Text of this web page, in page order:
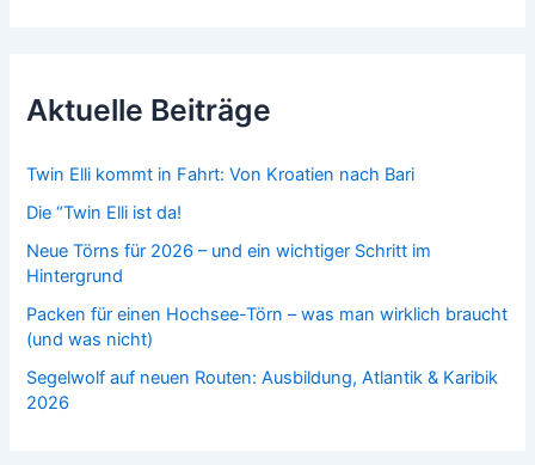
n
a
h
Aktuelle Beiträge
Twin Elli kommt in Fahrt: Von Kroatien nach Bari
Die “Twin Elli ist da!
Neue Törns für 2026 – und ein wichtiger Schritt im
Hintergrund
Packen für einen Hochsee-Törn – was man wirklich braucht
(und was nicht)
Segelwolf auf neuen Routen: Ausbildung, Atlantik & Karibik
2026